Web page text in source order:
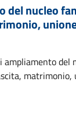
del nucleo
ampliamento del
matrimonio,